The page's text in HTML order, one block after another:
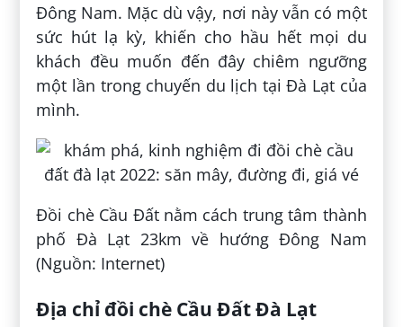
Đông Nam. Mặc dù vậy, nơi này vẫn có một
sức hút lạ kỳ, khiến cho hầu hết mọi du
khách đều muốn đến đây chiêm ngưỡng
một lần trong chuyến du lịch tại Đà Lạt của
mình.
Đồi chè Cầu Đất nằm cách trung tâm thành
phố Đà Lạt 23km về hướng Đông Nam
(Nguồn: Internet)
Địa chỉ đồi chè Cầu Đất Đà Lạt